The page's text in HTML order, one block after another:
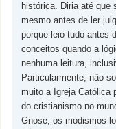
histórica. Diria até que
mesmo antes de ler
porque leio tudo antes
conceitos quando a
nenhuma leitura,
Particularmente, não
muito a Igreja Católica
do cristianismo no
Gnose, os modismos